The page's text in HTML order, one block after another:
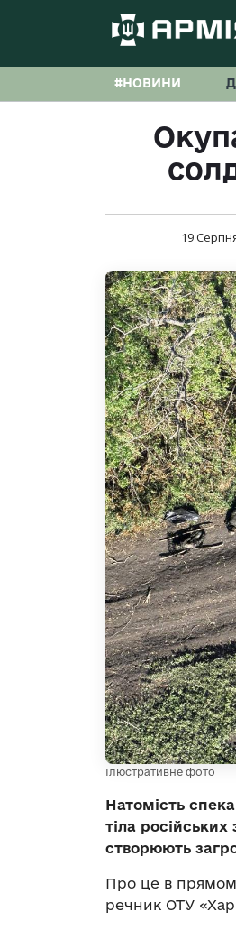
#НОВИНИ
19
Ілюстративне фото
Натомість
тіла
створюють
Про це в
речник ОТУ